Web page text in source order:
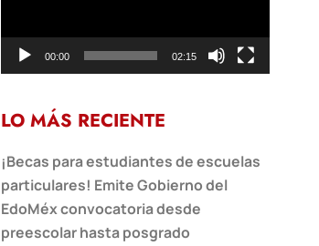
00:00 02:15
LO MÁS RECIENTE
¡Becas para estudiantes de escuelas
particulares! Emite Gobierno del
EdoMéx convocatoria desde
preescolar hasta posgrado